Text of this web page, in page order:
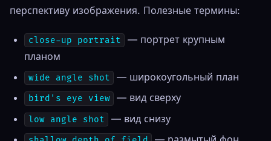
перспективу изображения. Полезные термины:
close-up portrait
— портрет крупным
планом
wide angle shot — широкоугольный план
bird's eye view — вид сверху
low angle shot — вид снизу